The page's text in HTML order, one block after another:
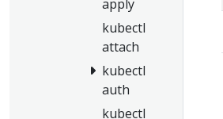
apply
kubectl
attach
kubectl
auth
kubectl